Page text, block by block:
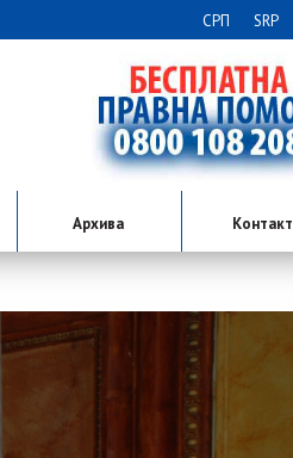
СРП SRP
Архива Контакт